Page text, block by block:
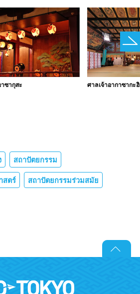
ซากุสะ ศาลเจ้าอากาซากะ
สถาปัตยกรรม
สตร์ สถาปัตยกรรมร่วมสมัย